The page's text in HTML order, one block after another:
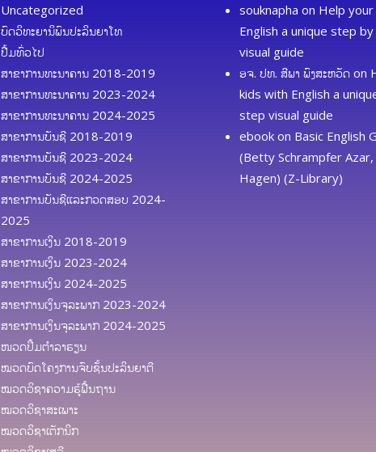
Uncategorized
ບົດວິທະຍານິພົນປະລິນຍາໂທ
ປື້ມທົ່ວໄປ
ສາຂາການທະນາຄານ 2018-2019
ສາຂາການທະນາຄານ 2023-2024
ສາຂາການທະນາຄານ 2024-2025
ສາຂາການບັນຊີ 2018-2019
ສາຂາການບັນຊີ 2023-2024
ສາຂາການບັນຊີ 2024-2025
ສາຂາການບັນຊີແລະກວດສອບ 2024-
2025
ສາຂາການເງິນ 2018-2019
ສາຂາການເງິນ 2023-2024
ສາຂາການເງິນ 2024-2025
ສາຂາການເງິນຈຸລະພາກ 2023-2024
ສາຂາການເງິນຈຸລະພາກ 2024-2025
ໜວດປຶ້ມຕຳລາຮຽນ
ໝວດບົດໂຄງການຈົບຊັ້ນປະລິນຍາຕີ
ໝວດວິຊາຄວາມຮູ້ຟື້ນຖານ
ໝວດວິຊາສະເພາະ
ໝວດວິຊາເຕັກນິກ
souknapha on Help
English a unique step
visual guide
ອຈ. ປທ. ສີພາ ພົງສະຫວັດ on
kids with English a
step visual guide
ebook on Basic English
(Betty Schrampfer Azar,
Hagen) (Z-Library)